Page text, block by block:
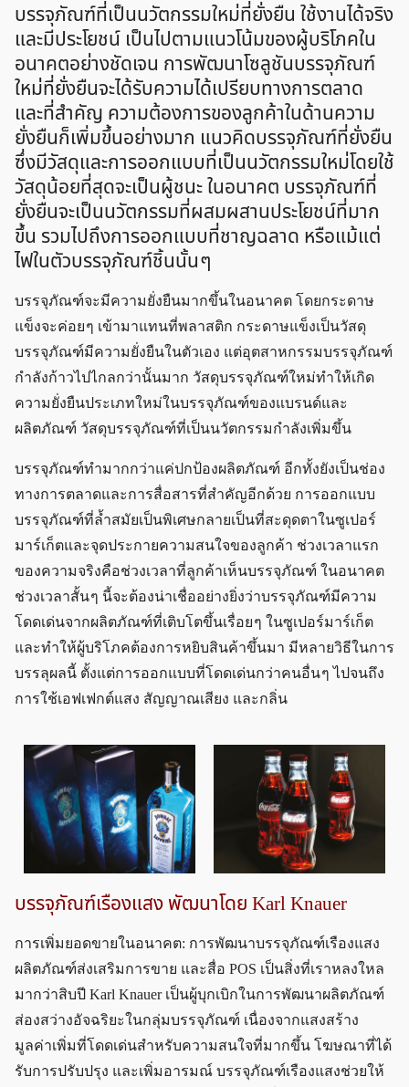
บรรจุภัณฑ์ที่เป็นนวัตกรรมใหม่ที่ยั่งยืน ใช้งานได้จริง
และมีประโยชน์ เป็นไปตามแนวโน้มของผู้บริโภคใน
อนาคตอย่างชัดเจน การพัฒนาโซลูชันบรรจุภัณฑ์
ใหม่ที่ยั่งยืนจะได้รับความได้เปรียบทางการตลาด
และที่สำคัญ ความต้องการของลูกค้าในด้านความ
ยั่งยืนก็เพิ่มขึ้นอย่างมาก แนวคิดบรรจุภัณฑ์ที่ยั่งยืน
ซึ่งมีวัสดุและการออกแบบที่เป็นนวัตกรรมใหม่โดยใช้
วัสดุน้อยที่สุดจะเป็นผู้ชนะ ในอนาคต บรรจุภัณฑ์ที่
ยั่งยืนจะเป็นนวัตกรรมที่ผสมผสานประโยชน์ที่มาก
ขึ้น รวมไปถึงการออกแบบที่ชาญฉลาด หรือแม้แต่
ไฟในตัวบรรจุภัณฑ์ชิ้นนั้น ๆ
บรรจุภัณฑ์จะมีความยั่งยืนมากขึ้นในอนาคต โดยกระดาษ
แข็งจะค่อย ๆ เข้ามาแทนที่พลาสติก กระดาษแข็งเป็นวัสดุ
บรรจุภัณฑ์มีความยั่งยืนในตัวเอง แต่อุตสาหกรรมบรรจุภัณฑ์
กำลังก้าวไปไกลกว่านั้นมาก วัสดุบรรจุภัณฑ์ใหม่ทำให้เกิด
ความยั่งยืนประเภทใหม่ในบรรจุภัณฑ์ของแบรนด์และ
ผลิตภัณฑ์ วัสดุบรรจุภัณฑ์ที่เป็นนวัตกรรมกำลังเพิ่มขึ้น
บรรจุภัณฑ์ทำมากกว่าแค่ปกป้องผลิตภัณฑ์ อีกทั้งยังเป็นช่อง
ทางการตลาดและการสื่อสารที่สำคัญอีกด้วย การออกแบบ
บรรจุภัณฑ์ที่ล้ำสมัยเป็นพิเศษกลายเป็นที่สะดุดตาในซูเปอร์
มาร์เก็ตและจุดประกายความสนใจของลูกค้า ช่วงเวลาแรก
ของความจริงคือช่วงเวลาที่ลูกค้าเห็นบรรจุภัณฑ์ ในอนาคต
ช่วงเวลาสั้น ๆ นี้จะต้องน่าเชื่ออย่างยิ่งว่าบรรจุภัณฑ์มีความ
โดดเด่นจากผลิตภัณฑ์ที่เติบโตขึ้นเรื่อย ๆ ในซูเปอร์มาร์เก็ต
และทำให้ผู้บริโภคต้องการหยิบสินค้าขึ้นมา มีหลายวิธีในการ
บรรลุผลนี้ ตั้งแต่การออกแบบที่โดดเด่นกว่าคนอื่น ๆ ไปจนถึง
การใช้เอฟเฟกต์แสง สัญญาณเสียง และกลิ่น
บรรจุภัณฑ์เรืองแสง พัฒนาโดย Karl Knauer
การเพิ่มยอดขายในอนาคต: การพัฒนาบรรจุภัณฑ์เรืองแสง
ผลิตภัณฑ์ส่งเสริมการขาย และสื่อ POS เป็นสิ่งที่เราหลงใหล
มากว่าสิบปี Karl Knauer เป็นผู้บุกเบิกในการพัฒนาผลิตภัณฑ์
ส่องสว่างอัจฉริยะในกลุ่มบรรจุภัณฑ์ เนื่องจากแสงสร้าง
มูลค่าเพิ่มที่โดดเด่นสำหรับความสนใจที่มากขึ้น โฆษณาที่ได้
รับการปรับปรุง และเพิ่มอารมณ์ บรรจุภัณฑ์เรืองแสงช่วยให้